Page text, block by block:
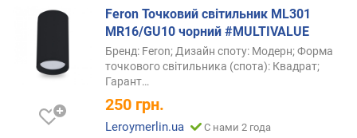
Feron Точковий світильник ML301
MR16/GU10 чорний #MULTIVALUE
Бренд: Feron; Дизайн споту: Модерн; Форма
точкового світильника (спота): Квадрат;
Гарант…
250 грн.
Leroymerlin.ua С нами 2 года